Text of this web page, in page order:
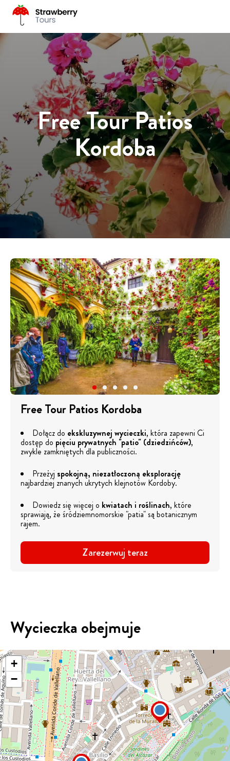
Free Tour Patios
Kordoba
Free Tour Patios Kordoba
Dołącz do ekskluzywnej wycieczki, która zapewni Ci
dostęp do pięciu prywatnych "patio" (dziedzińców),
zwykle zamkniętych dla publiczności.
Przeżyj spokojną, niezatłoczoną eksplorację
najbardziej znanych ukrytych klejnotów Kordoby.
Dowiedz się więcej o kwiatach i roślinach, które
sprawiają, że śródziemnomorskie "patia" są botanicznym
rajem.
Zarezerwuj teraz
Wycieczka obejmuje
+
−